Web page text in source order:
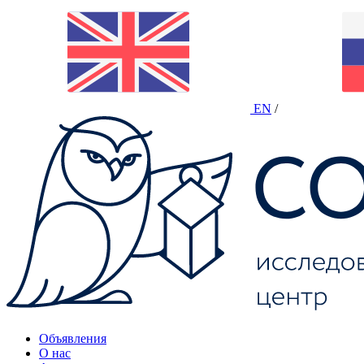
EN /
Объявления
О нас